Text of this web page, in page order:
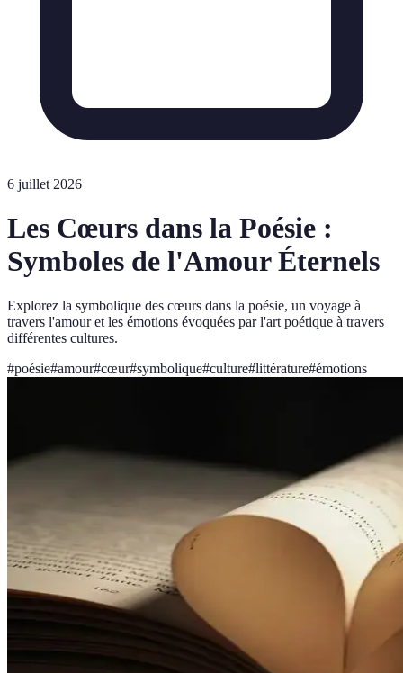
6 juillet 2026
Les Cœurs dans la Poésie :
Symboles de l'Amour Éternels
Explorez la symbolique des cœurs dans la poésie, un voyage à
travers l'amour et les émotions évoquées par l'art poétique à travers
différentes cultures.
#poésie#amour#cœur#symbolique#culture#littérature#émotions